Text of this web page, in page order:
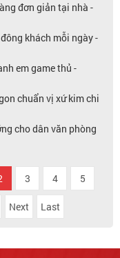
đơn giản tại nhà -
khách mỗi ngày -
em game thủ -
chuẩn vị xứ kim chi
cho dân văn phòng
3 4 5
Next Last